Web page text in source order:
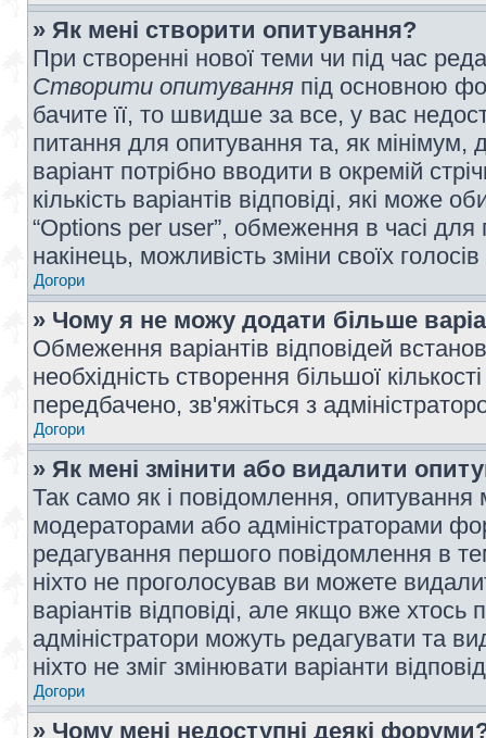
» Як мені створити опитування?
При створенні нової теми чи під час
Створити опитування під основною
бачите її, то швидше за все, у вас
питання для опитування та, як мінімум,
варіант потрібно вводити в окремій
кількість варіантів відповіді, які може
“Options per user”, обмеження в часі для
накінець, можливість зміни своїх
Догори
» Чому я не можу додати більше
Обмеження варіантів відповідей
необхідність створення більшої
передбачено, зв'яжіться з
Догори
» Як мені змінити або видалити
Так само як і повідомлення,
модераторами або адміністраторами
редагування першого повідомлення в
ніхто не проголосував ви можете
варіантів відповіді, але якщо вже
адміністратори можуть редагувати та
ніхто не зміг змінювати варіанти
Догори
» Чому мені недоступні деякі